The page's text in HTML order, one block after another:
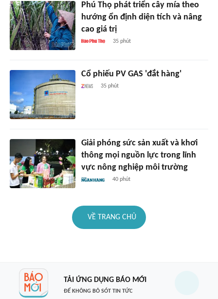
Phú Thọ phát triển cây mía theo
hướng ổn định diện tích và nâng
cao giá trị
35 phút
Cổ phiếu PV GAS 'đắt hàng'
35 phút
Giải phóng sức sản xuất và khơi
thông mọi nguồn lực trong lĩnh
vực nông nghiệp môi trường
40 phút
VỀ TRANG CHỦ
TẢI ỨNG DỤNG BÁO MỚI
ĐỂ KHÔNG BỎ SÓT TIN TỨC